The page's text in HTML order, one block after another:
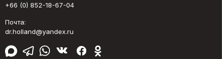
+66 (0) 852-18-67-04
Почта:
dr.holland@yandex.ru